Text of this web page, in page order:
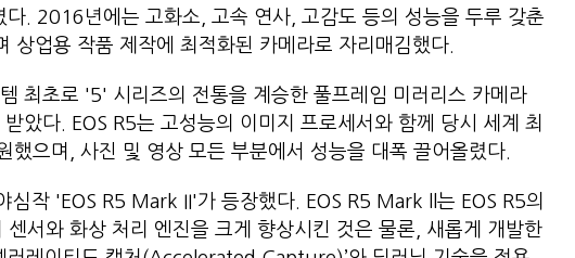
. 2016년에는 고화소, 고속 연사, 고감도 등의 성능을 두루 갖춘
상업용 작품 제작에 최적화된 카메라로 자리매김했다.
최초로 '5' 시리즈의 전통을 계승한 풀프레임 미러리스 카메라
았다. EOS R5는 고성능의 이미지 프로세서와 함께 당시 세계 최
했으며, 사진 및 영상 모든 부분에서 성능을 대폭 끌어올렸다.
작 'EOS R5 Mark II'가 등장했다. EOS R5 Mark ll는 EOS R5의
서와 화상 처리 엔진을 크게 향상시킨 것은 물론, 새롭게 개발한